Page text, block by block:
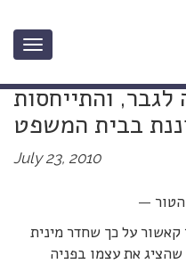
Toggle
סבאר קאשור:
והתייחסות
בבית המשפט
July 23, 2010
הטור —
קאשור על כך שחדר מינית
את עצמו בפניה